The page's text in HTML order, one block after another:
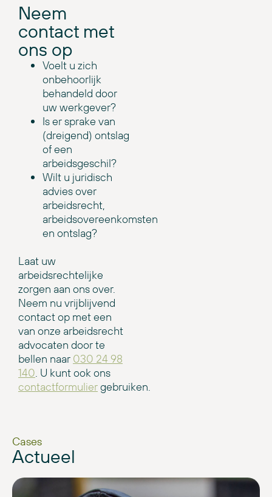
Neem
contact met
ons op
Voelt u zich
onbehoorlijk
behandeld door
uw werkgever?
Is er sprake van
(dreigend) ontslag
of een
arbeidsgeschil?
Wilt u juridisch
advies over
arbeidsrecht,
arbeidsovereenkomsten
en ontslag?
Laat uw
arbeidsrechtelijke
zorgen aan ons over.
Neem nu vrijblijvend
contact op met een
van onze arbeidsrecht
advocaten door te
bellen naar 030 24 98
140 . U kunt ook ons
contactformuliergebruiken.
Cases
Actueel